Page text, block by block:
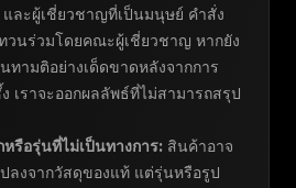
และผู้เชี่ยวชาญที่เป็นมนุษย์ คำสั่ง
วนร่วมโดยคณะผู้เชี่ยวชาญ หากยัง
ทามติอย่างเด็ดขาดหลังจากการ
เราจะออกผลลัพธ์ที่ไม่สามารถสรุป
รือรุ่นที่ไม่เป็นทางการ: สินค้าอาจ
ลงจากวัสดุของแท้ แต่รุ่นหรือรูป